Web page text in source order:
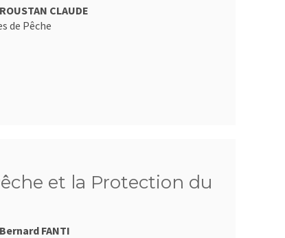
ROUSTAN CLAUDE
de Pêche
et la Protection du
Bernard FANTI